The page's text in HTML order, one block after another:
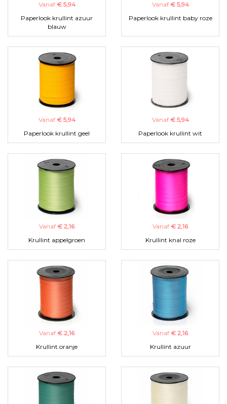
Vanaf € 5,94
Paperlook krullint azuur
blauw
Vanaf € 5,94
Paperlook krullint baby roze
Vanaf € 5,94
Paperlook krullint geel
Vanaf € 5,94
Paperlook krullint wit
Vanaf € 2,16
Krullint appelgroen
Vanaf € 2,16
Krullint knal roze
Vanaf € 2,16
Krullint oranje
Vanaf € 2,16
Krullint azuur